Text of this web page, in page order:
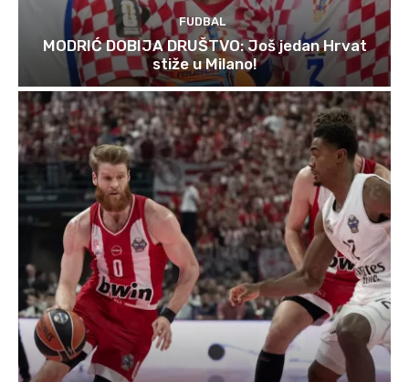
FUDBAL
MODRIĆ DOBIJA DRUŠTVO: Još jedan Hrvat
stiže u Milano!